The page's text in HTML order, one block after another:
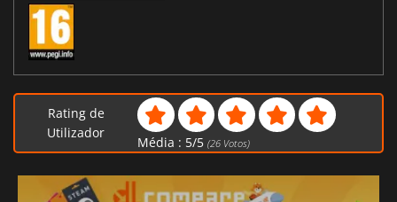
Rating de
Utilizador
Média : 5/5 (26Votos)